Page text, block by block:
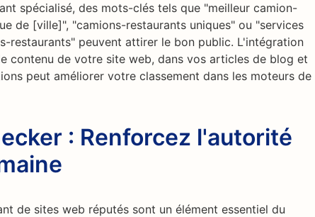
spécialisé, des mots-clés tels que "meilleur camion-
de [ville]", "camions-restaurants uniques" ou "services
restaurants" peuvent attirer le bon public. L'intégration
contenu de votre site web, dans vos articles de blog et
peut améliorer votre classement dans les moteurs de
: Renforcez l'autorité
de sites web réputés sont un élément essentiel du